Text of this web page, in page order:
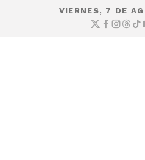
VIERNES, 7 DE